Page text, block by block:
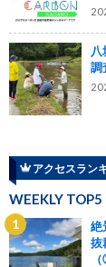
調
アクセスラン
WEEKLY TOP5
絶
抜